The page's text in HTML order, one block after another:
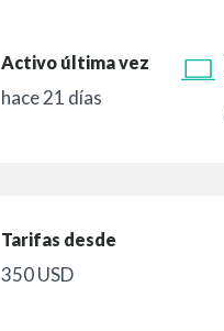
Activo última vez
hace 21 días
Tarifas desde
350 USD